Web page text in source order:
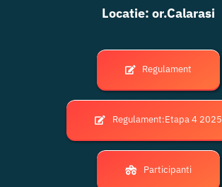
INREGISTRARELocatie: or.Calarasi
Regulament
Regulament:Etapa 4 2025
Participanti